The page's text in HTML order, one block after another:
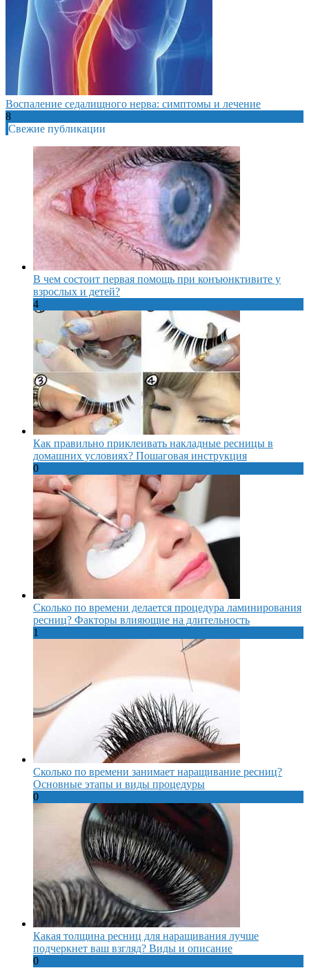
Воспаление седалищного нерва: симптомы и лечение
8
Свежие публикации
В чем состоит первая помощь при конъюнктивите у
взрослых и детей?
4
Как правильно приклеивать накладные ресницы в
домашних условиях? Пошаговая инструкция
0
Сколько по времени делается процедура ламинирования
ресниц? Факторы влияющие на длительность
1
Сколько по времени занимает наращивание ресниц?
Основные этапы и виды процедуры
0
Какая толщина ресниц для наращивания лучше
подчеркнет ваш взгляд? Виды и описание
0